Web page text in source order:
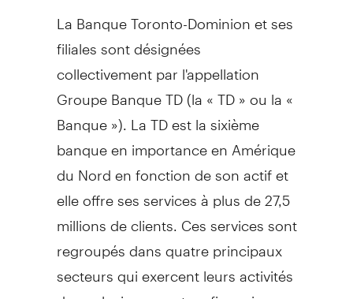
La Banque Toronto-Dominion et ses
filiales sont désignées
collectivement par l'appellation
Groupe Banque TD (la « TD » ou la «
Banque »). La TD est la sixième
banque en importance en Amérique
du Nord en fonction de son actif et
elle offre ses services à plus de 27,5
millions de clients. Ces services sont
regroupés dans quatre principaux
secteurs qui exercent leurs activités